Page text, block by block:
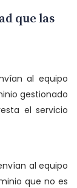
que las
al equipo
gestionado
el servicio
al equipo
que no es